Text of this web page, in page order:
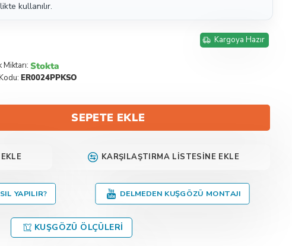
kullanılır.
Kargoya Hazır
Miktarı: Stokta
ER0024PPKSO
SEPETE EKLE
KARŞILAŞTIRMA LISTESINE EKLE
YAPILIR? DELMEDEN KUŞGÖZÜ MONTAJI
KUŞGÖZÜ ÖLÇÜLERI